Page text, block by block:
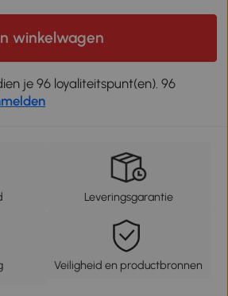
winkelwagen
je 96 loyaliteitspunt(en). 96
Leveringsgarantie
Veiligheid en productbronnen